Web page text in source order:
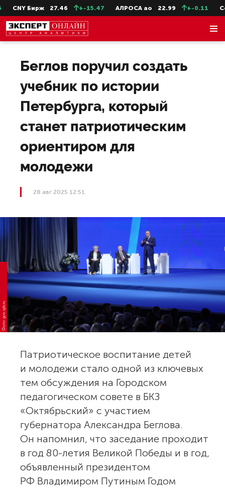
CNY Бирж 27.46 +-15.47 АЛРОСА ао 22.99 +-0.11
Беглов поручил создать
учебник по истории
Петербурга, который
станет патриотическим
ориентиром для
молодежи
28 авг 2025 12:51
Фото: gov.spb.ru
Патриотическое воспитание детей
и молодежи стало одной из ключевых
тем обсуждения на Городском
педагогическом совете в БКЗ
«Октябрьский» с участием
губернатора Александра Беглова.
Он напомнил, что заседание проходит
в год 80-летия Великой Победы и в год,
объявленный президентом
РФ Владимиром Путиным Годом